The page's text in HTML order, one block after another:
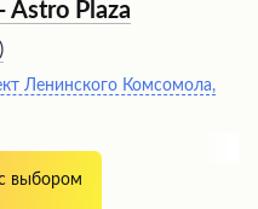
Plaza
)
Ленинского Комсомола,
выбором